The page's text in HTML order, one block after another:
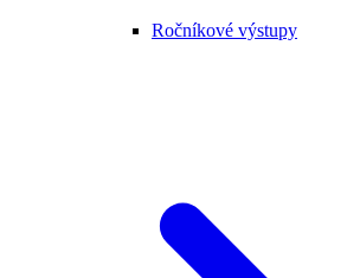
Ročníkové výstupy